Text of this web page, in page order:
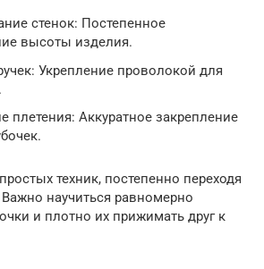
стенок: Постепенное
высоты изделия.
Укрепление проволокой для
плетения: Аккуратное закрепление
техник, постепенно переходя
научиться равномерно
и плотно их прижимать друг к